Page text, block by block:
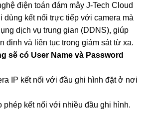
điện toán đám mây J-Tech Cloud
dùng kết nối trực tiếp với camera mà
dịch vụ trung gian (DDNS), giúp
định và liên tục trong giám sát từ xa.
sẽ có User Name và Password
IP kết nối với đầu ghi hình đặt ở nơi
phép kết nối với nhiều đầu ghi hình.